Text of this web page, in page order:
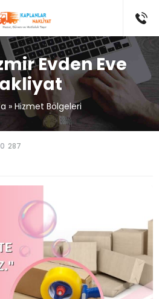
Evden Eve
» Hizmet Bölgeleri
0 287